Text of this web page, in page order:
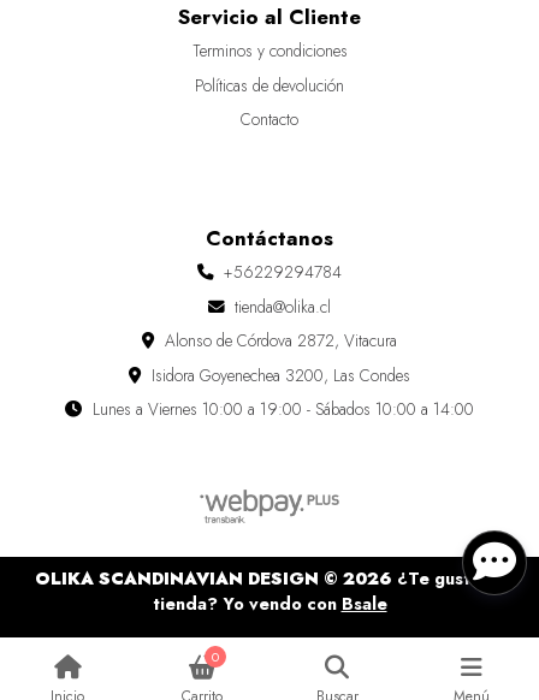
Servicio al Cliente
Terminos y condiciones
Políticas de devolución
Contacto
Contáctanos
+56229294784
tienda@olika.cl
Alonso de Córdova 2872, Vitacura
Isidora Goyenechea 3200, Las Condes
Lunes a Viernes 10:00 a 19:00 - Sábados 10:00 a 14:00
OLIKA SCANDINAVIAN DESIGN © 2026 ¿Te gusta mi
tienda? Yo vendo con Bsale
0